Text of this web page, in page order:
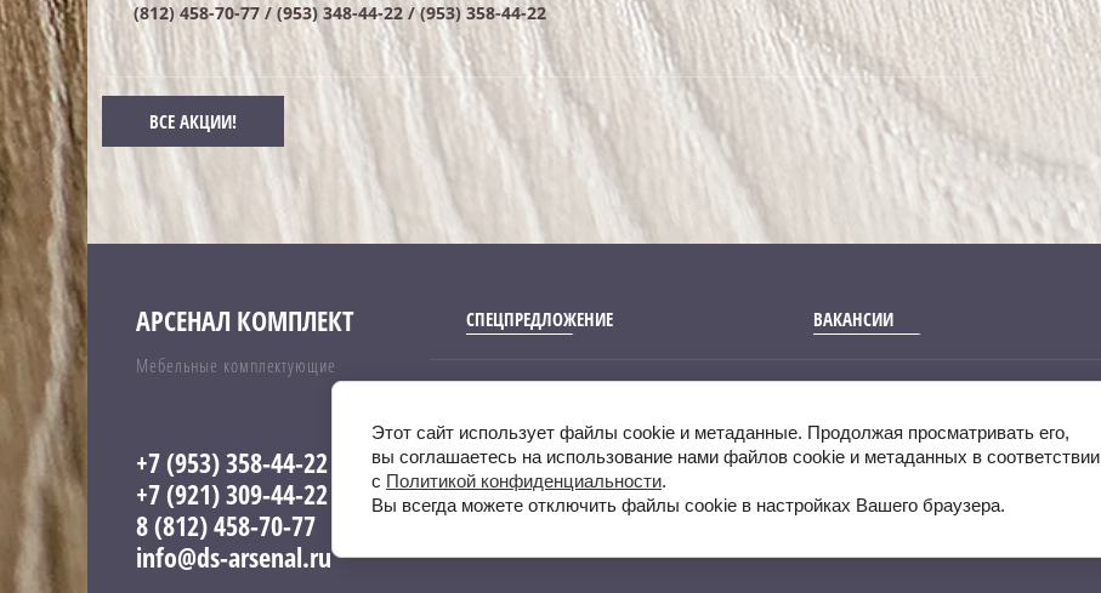
(812) 458-70-77 / (953) 348-44-22 / (953) 358-44-22
ВСЕ АКЦИИ!
АРСЕНАЛ КОМПЛЕКТ
Мебельные комплектующие
+7 (953) 358-44-22
+7 (921) 309-44-22
8 (812) 458-70-77
info@ds-arsenal.ru
СПЕЦПРЕДЛОЖЕНИЕ ВАКАНСИИ
Этот сайт использует файлы cookie и метаданные. Продолжая просматривать его,
вы соглашаетесь на использование нами файлов cookie и метаданных в соответствии
с Политикой конфиденциальности.
Вы всегда можете отключить файлы cookie в настройках Вашего браузера.